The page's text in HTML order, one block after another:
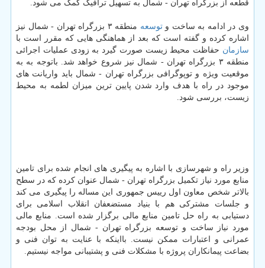
قطعه از بزرگراه تهران - شمال به تسهیل ترافیک کمک می شود.
وی در ادامه به ساخت وتوسعه
منطقه ۳ بزرگراه تهران - شمال نیز
اشاره کرده و گفته است که بعد از هماهنگی هایی که مقرر است با
سازمان حفاظت محیط زیست صورت گیرد به زودی عملیات اجرائی
منطقه ۳ بزرگراه تهران - شمال نیز شروع خواهد شد. باتوجه به به
موقعیت ویژه و توپوگرافی بزرگراه تهران - شمال باید واریانت های
موجود در راه با هدف وارد شدن پایین ترین میزان لطمه به محیط
زیست، بررسی شود.
وزیر راه و شهرسازی با اشاره به پیگیری های انجام شده برای تامین
منابع مورد نیاز تکمیل بزرگراه تهران - شمال عنوان کرده که در سطح
بالاتر شخص معاون اول رییس جمهوری این مساله را پیگیری می کند
و جلسات مشترکی هم با بنیاد مستضعفان انقلاب اسلامی برای
دستیابی به راه حل تامین منابع مالی برگزار شده است. منابع مالی
مورد نیاز ساخت و توسعه بزرگراه تهران - شمال از محل بودجه
عمرانی و اعتبارات ممکن نیست. بااینکه با عنایت به توان فنی و
بضاعت پیمانکاران پروژه با مشکلات فنی و پشتیبانی مواجه نیستیم.